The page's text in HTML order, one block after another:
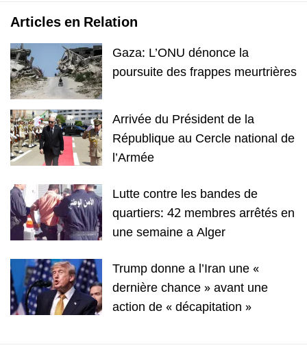
Articles en Relation
Gaza: L’ONU dénonce la
poursuite des frappes meurtrières
Arrivée du Président de la
République au Cercle national de
l’Armée
Lutte contre les bandes de
quartiers: 42 membres arrêtés en
une semaine a Alger
Trump donne a l’Iran une «
dernière chance » avant une
action de « décapitation »